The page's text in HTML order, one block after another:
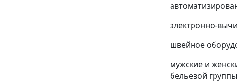
электронно-
швейное
мужские и
бельевой